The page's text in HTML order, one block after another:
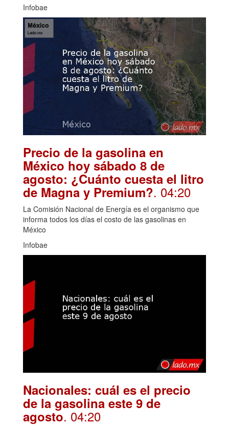
Infobae
Precio de la gasolina en
México hoy sábado 8 de
agosto: ¿Cuánto cuesta el litro
de Magna y Premium?. 04:20
La Comisión Nacional de Energía es el organismo que
informa todos los días el costo de las gasolinas en
México
Infobae
Nacionales: cuál es el precio
de la gasolina este 9 de
agosto. 04:20